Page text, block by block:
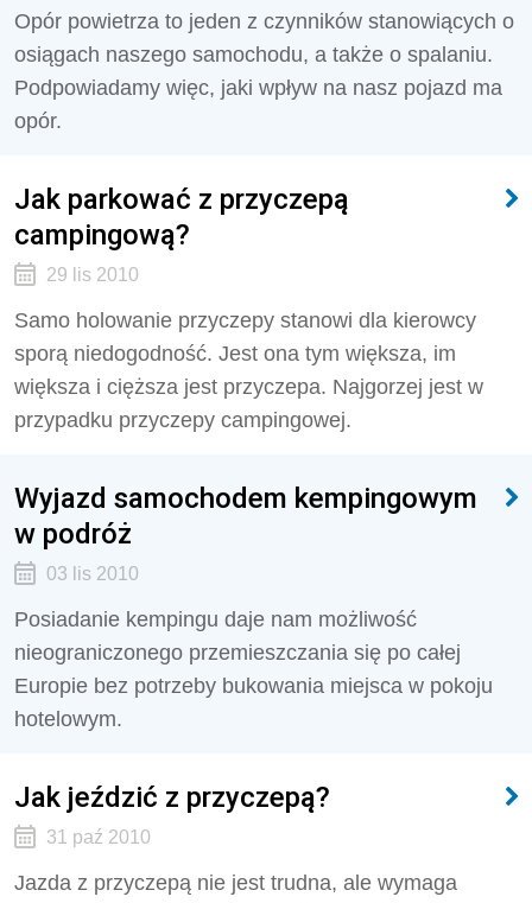
Opór powietrza to jeden z czynników stanowiących o
osiągach naszego samochodu, a także o spalaniu.
Podpowiadamy więc, jaki wpływ na nasz pojazd ma
opór.
Jak parkować z przyczepą
campingową?
29 lis 2010
Samo holowanie przyczepy stanowi dla kierowcy
sporą niedogodność. Jest ona tym większa, im
większa i cięższa jest przyczepa. Najgorzej jest w
przypadku przyczepy campingowej.
Wyjazd samochodem kempingowym
w podróż
03 lis 2010
Posiadanie kempingu daje nam możliwość
nieograniczonego przemieszczania się po całej
Europie bez potrzeby bukowania miejsca w pokoju
hotelowym.
Jak jeździć z przyczepą?
31 paź 2010
Jazda z przyczepą nie jest trudna, ale wymaga